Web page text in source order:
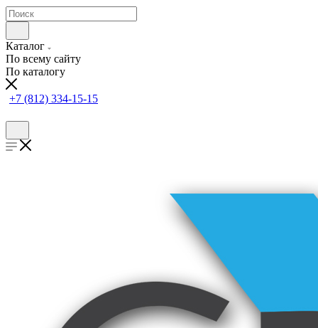
Каталог
По всему сайту
По каталогу
+7 (812) 334-15-15